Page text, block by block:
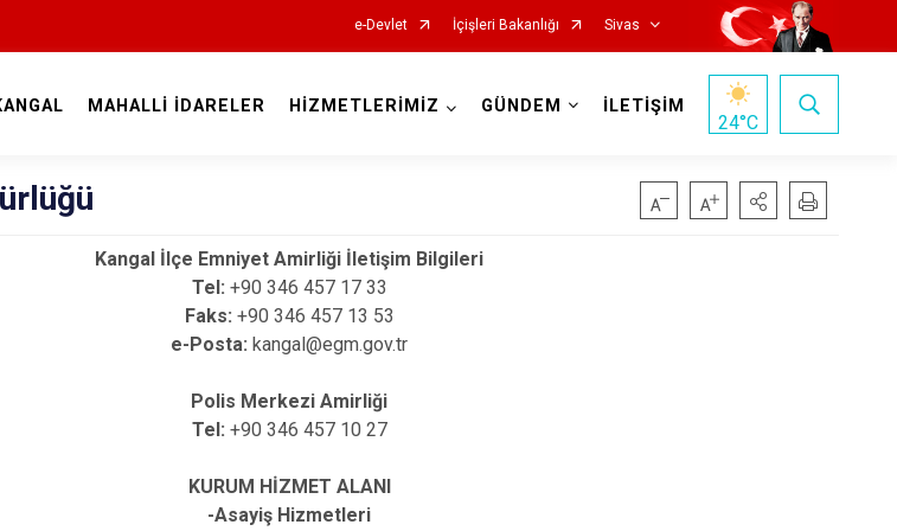
e-Devlet İçişleri Bakanlığı Sivas
Akıncılar
Altınyayla
Divriği
Doğanşar
Gemerek
MAHALLİ İDARELER HİZMETLERİMİZ GÜNDEM İLETİŞİM
24°C
Kangal İlçe Emniyet Amirliği İletişim Bilgileri
Tel: +90 346 457 17 33
Faks: +90 346 457 13 53
e-Posta: kangal@egm.gov.tr
Polis Merkezi Amirliği
Tel: +90 346 457 10 27
KURUM HİZMET ALANI
-Asayiş Hizmetleri